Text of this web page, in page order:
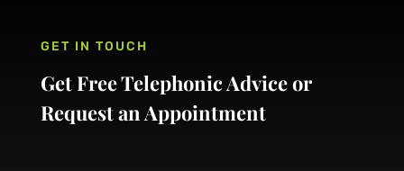
GET IN TOUCH
Get Free Telephonic Advice or
Request an Appointment